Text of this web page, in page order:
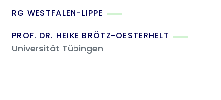
RG WESTFALEN-LIPPE
PROF. DR. HEIKE BRÖTZ-OESTERHELT
Universität Tübingen